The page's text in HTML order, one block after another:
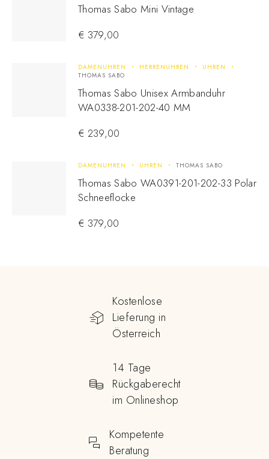
Thomas Sabo Mini Vintage
€ 379,00
DAMENUHREN HERRENUHREN
UHREN
THOMAS SABO
Thomas Sabo Unisex Armbanduhr
WA0338-201-202-40 MM
€ 239,00
DAMENUHREN UHREN THOMAS SABO
Thomas Sabo WA0391-201-202-33 Polar
Schneeflocke
€ 379,00
Kostenlose
Lieferung in
Österreich
14 Tage
Rückgaberecht
im Onlineshop
Kompetente
Beratung